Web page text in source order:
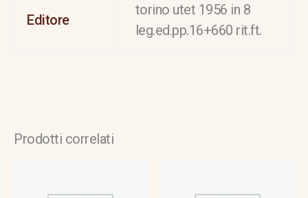
Editore
torino utet 1956 in 8
leg.ed.pp.16+660 rit.ft.
Prodotti correlati